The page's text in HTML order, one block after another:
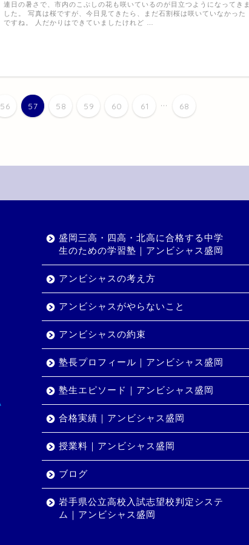
連日の暑さで、市内のこぶしの花も咲いているのが目立つようになってきま
した。 写真は桜ですが、今日見てきたら、まだ石割桜は咲いていなかった
ですね。 人だかりはできていましたけれど …
56 57 58 59 60 61 ... 68
盛岡三高・四高・北高に合格する中学
生のための学習塾｜アンビシャス盛岡
アンビシャスの考え方
アンビシャスがやらないこと
アンビシャスの約束
塾長プロフィール｜アンビシャス盛岡
塾生エピソード｜アンビシャス盛岡
合格実績｜アンビシャス盛岡
授業料｜アンビシャス盛岡
ブログ
岩手県公立高校入試志望校判定システ
ム｜アンビシャス盛岡